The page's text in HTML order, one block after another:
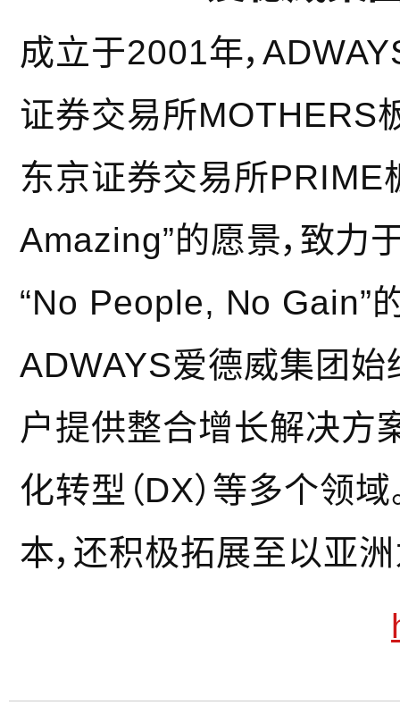
成立于2001年，
证券交易所MOTHERS
东京证券交易所PRIME
Amazing”的愿景，致力
“No People, No Gain”
ADWAYS爱德威集团始
户提供整合增长解决方
化转型（DX）等多个领
本，还积极拓展至以亚